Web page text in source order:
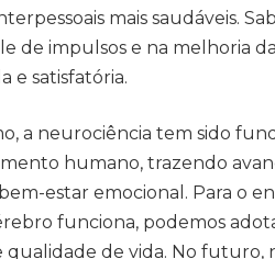
mais saudáveis.
de impulsos e na melhoria
e satisfatória.
a neurociência tem sido
humano, trazendo
estar emocional. Para o
funciona, podemos
qualidade de vida. No futuro,